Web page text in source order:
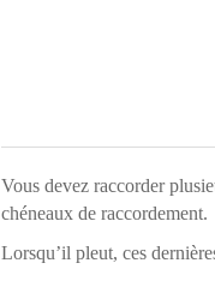
Vous devez raccorder
chéneaux de raccordement.
Lorsqu’il pleut, ces